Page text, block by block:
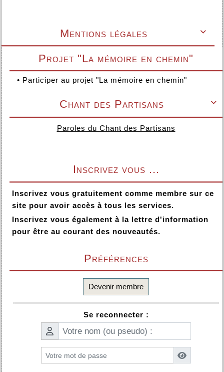

Mentions légales
Projet "La mémoire en chemin"
• Participer au projet "La mémoire en chemin"

Chant des Partisans
Paroles du Chant des Partisans
Inscrivez vous ...
Inscrivez vous gratuitement comme membre sur ce
site pour avoir accès à tous les services.
Inscrivez vous également à la lettre d'information
pour être au courant des nouveautés.
Préférences
Devenir membre
Se reconnecter :